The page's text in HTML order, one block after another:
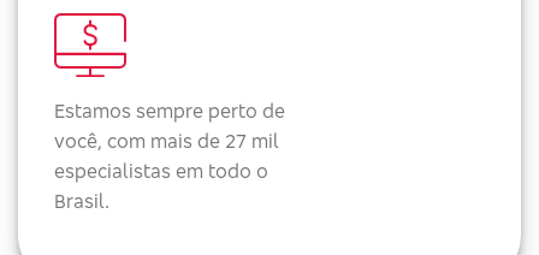
Estamos sempre perto de
você, com mais de 27 mil
especialistas em todo o
Brasil.